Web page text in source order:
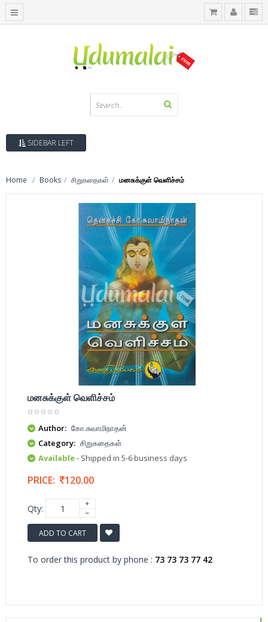
SIDEBAR LEFT
Home Books சிறுகதைகள் மனசுக்குள் வெளிச்சம்
மனசுக்குள் வெளிச்சம்
Author: கோ.சுவாமிநாதன்
Category: சிறுகதைகள்
Available- Shipped in 5-6 business days
PRICE: 120.00
Qty:
ADD TO CART
To order this product by phone : 73 73 73 77 42